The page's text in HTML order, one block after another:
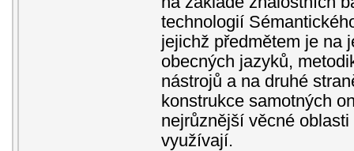
technologií
jejichž předmětem je na
obecných jazyků,
nástrojů a na druhé
konstrukce samotných
nejrůznější věcné
využívají.